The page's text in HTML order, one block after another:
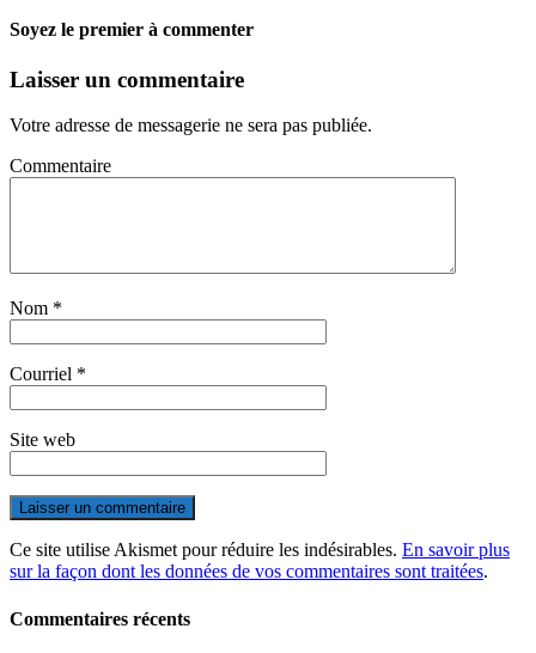
Soyez le premier à commenter
Laisser un commentaire
Votre adresse de messagerie ne sera pas publiée.
Commentaire
Nom *
Courriel *
Site web
Ce site utilise Akismet pour réduire les indésirables. En savoir plus
sur la façon dont les données de vos commentaires sont traitées.
Commentaires récents